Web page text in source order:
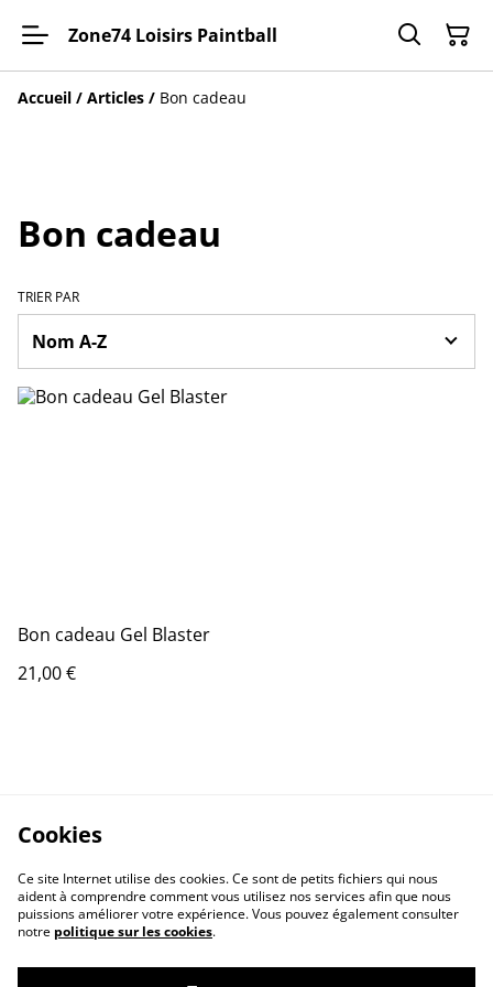
Zone74 Loisirs Paintball
Accueil / Articles / Bon cadeau
Bon cadeau
TRIER PAR
Bon cadeau Gel Blaster
21,00 €
Contact Us
Cookies
Ce site Internet utilise des cookies. Ce sont de petits fichiers qui nous
aident à comprendre comment vous utilisez nos services afin que nous
puissions améliorer votre expérience. Vous pouvez également consulter
notre politique sur les cookies.